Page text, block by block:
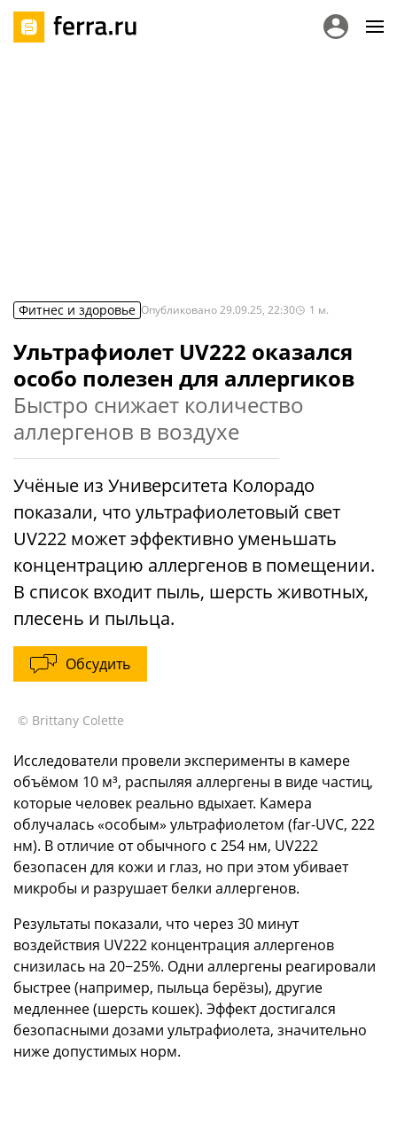
Фитнес и здоровье Опубликовано29.09.25, 22:30 1 м.
Ультрафиолет UV222 оказался
особо полезен для аллергиков
Быстро снижает количество
аллергенов в воздухе
Учёные из Университета Колорадо
показали, что ультрафиолетовый свет
UV222 может эффективно уменьшать
концентрацию аллергенов в помещении.
В список входит пыль, шерсть животных,
плесень и пыльца.
Обсудить
© Brittany Colette
Исследователи провели эксперименты в камере
объёмом 10 м³, распыляя аллергены в виде частиц,
которые человек реально вдыхает. Камера
облучалась «особым» ультрафиолетом (far-UVC, 222
нм). В отличие от обычного с 254 нм, UV222
безопасен для кожи и глаз, но при этом убивает
микробы и разрушает белки аллергенов.
Результаты показали, что через 30 минут
воздействия UV222 концентрация аллергенов
снизилась на 20−25%. Одни аллергены реагировали
быстрее (например, пыльца берёзы), другие
медленнее (шерсть кошек). Эффект достигался
безопасными дозами ультрафиолета, значительно
ниже допустимых норм.